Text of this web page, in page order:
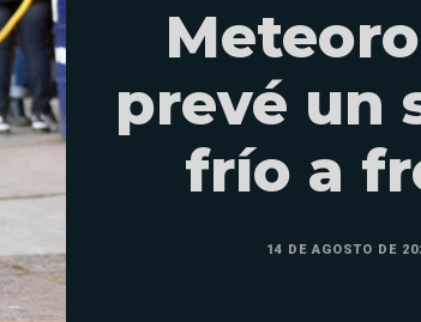
prevé un
frío a
14 DE AGOSTO DE